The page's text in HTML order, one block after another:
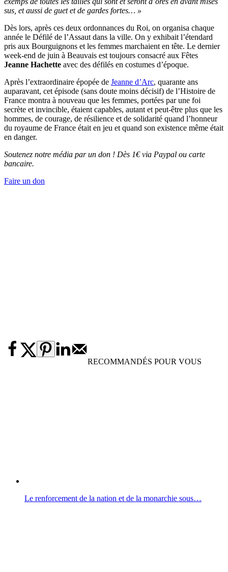
sus, et aussi de guet et de gardes fortes… »
Dès lors, après ces deux ordonnances du Roi, on organisa chaque
année le Défilé de l’Assaut dans la ville. On y exhibait l’étendard
pris aux Bourguignons et les femmes marchaient en tête. Le dernier
week-end de juin à Beauvais est toujours consacré aux Fêtes
Jeanne Hachette avec des défilés en costumes d’époque.
Après l’extraordinaire épopée de Jeanne d’Arc, quarante ans
auparavant, cet épisode (sans doute moins décisif) de l’Histoire de
France montra à nouveau que les femmes, portées par une foi
secrète et invincible, étaient capables, autant et peut-être plus que les
hommes, de courage, de résilience et de solidarité quand l’honneur
du royaume de France était en jeu et quand son existence même était
en danger.
Soutenez notre média par un don ! Dès 1€ via Paypal ou carte
bancaire.
Faire un don
RECOMMANDÉS POUR VOUS
Le renforcement de la nation et de la monarchie sous…